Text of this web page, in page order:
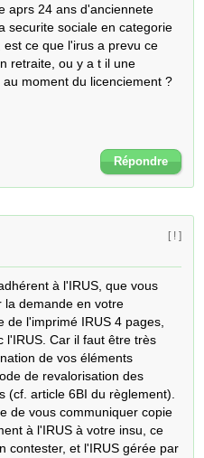
aprs 24 ans d'anciennete
securite sociale en categorie
ce que l'irus a prevu ce
retraite, ou y a t il une
moment du licenciement ?
Répondre
[ ! ]
à l'IRUS, que vous
la demande en votre
de l'imprimé IRUS 4 pages,
l'IRUS. Car il faut être très
de vos éléments
de revalorisation des
(cf. article 6BI du règlement).
de vous communiquer copie
à l'IRUS à votre insu, ce
contester, et l'IRUS gérée par